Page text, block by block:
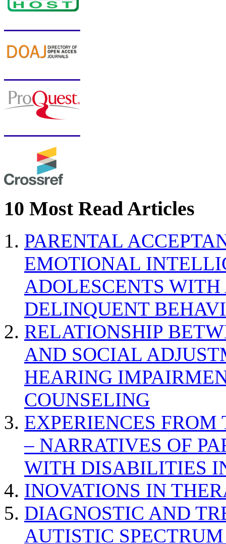
10 Most Read Articles
PARENTAL
EMOTIONAL
ADOLESCENTS
DELINQUENT
RELATIONSHIP
AND SOCIAL
HEARING
COUNSELING
EXPERIENCES
– NARRATIVES OF
WITH DISABILITIES
INOVATIONS IN
DIAGNOSTIC AND
AUTISTIC